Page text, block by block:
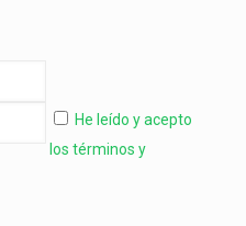
He leído y acepto
los términos y